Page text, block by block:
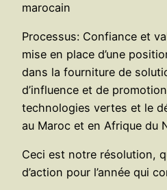
marocain
Processus: Confiance et
mise en place d’une
dans la fourniture de
d’influence et de
technologies vertes et le
au Maroc et en Afrique du
Ceci est notre résolution,
d’action pour l’année qui